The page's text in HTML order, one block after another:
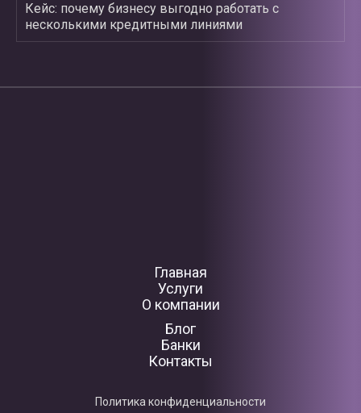
Кейс: почему бизнесу выгодно работать с
несколькими кредитными линиями
Главная
Услуги
О компании
Блог
Банки
Контакты
Политика конфиденциальности